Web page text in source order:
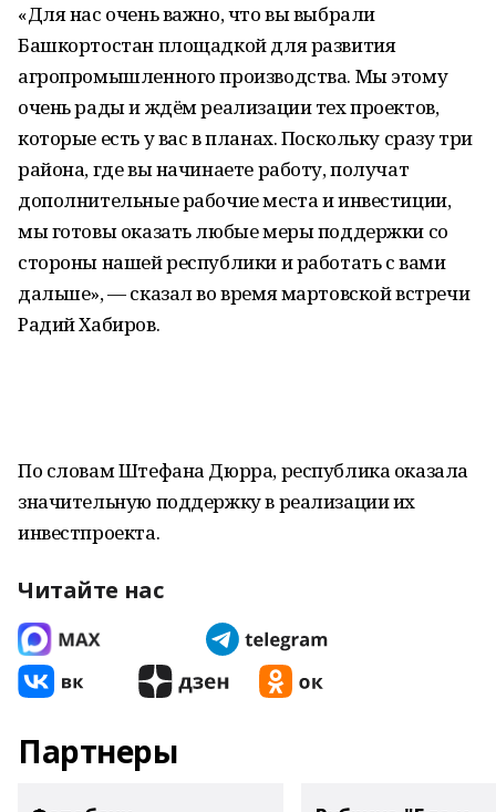
«Для нас очень важно, что вы выбрали
Башкортостан площадкой для развития
агропромышленного производства. Мы этому
очень рады и ждём реализации тех проектов,
которые есть у вас в планах. Поскольку сразу три
района, где вы начинаете работу, получат
дополнительные рабочие места и инвестиции,
мы готовы оказать любые меры поддержки со
стороны нашей республики и работать с вами
дальше», — сказал во время мартовской встречи
Радий Хабиров.
По словам Штефана Дюрра, республика оказала
значительную поддержку в реализации их
инвестпроекта.
Читайте нас
Партнеры